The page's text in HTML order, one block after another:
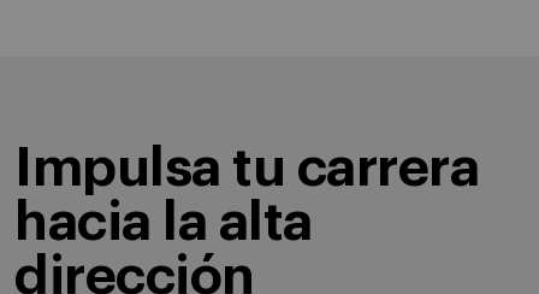
Impulsa tu carrera
hacia la alta
dirección